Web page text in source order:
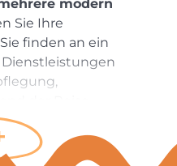
modern
Sie Ihre
finden an ein
senden Sie